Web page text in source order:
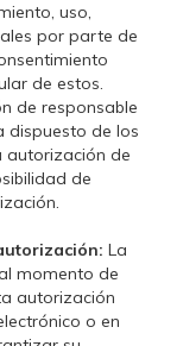
uso,
por parte de
de estos.
de responsable
dispuesto de los
autorización de
de
La
momento de
autorización
o en